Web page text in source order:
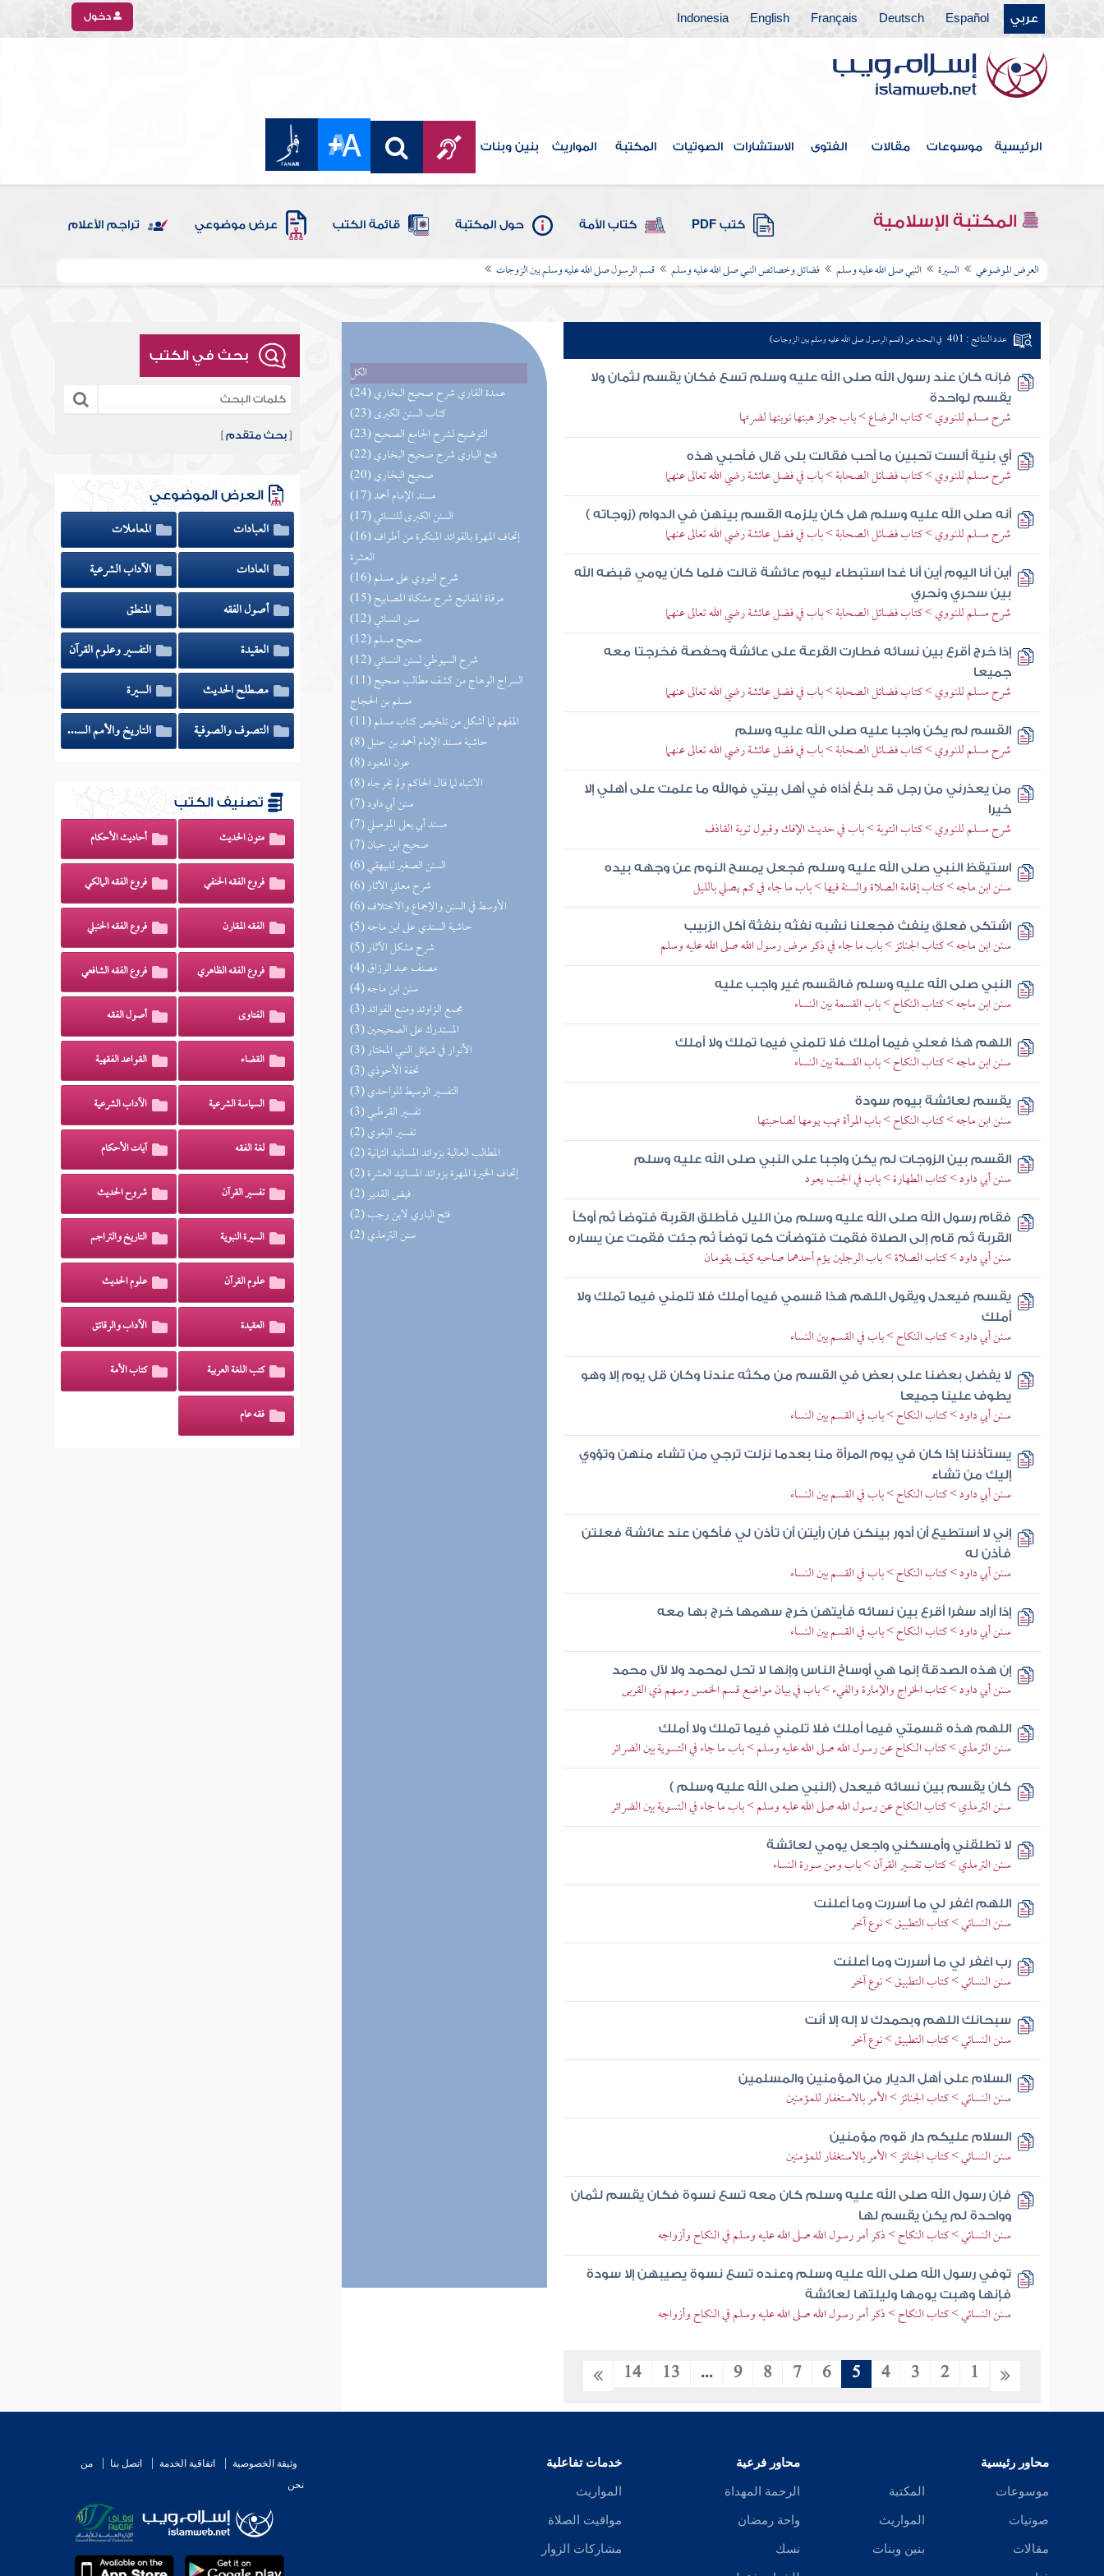
عربي Español
Deutsch
Français
English
Indonesia دخول
الرئيسية موسوعات مقالات الفتوى الاستشارات الصوتيات المكتبة المواريث بنين وبنات
المكتبة الإسلامية كتب PDF كتاب الأمة حول المكتبة قائمة الكتب عرض موضوعي تراجم الأعلام
العرض الموضوعي السيرة النبي صلى الله عليه وسلم فضائل وخصائص النبي صلى الله عليه وسلم قسم الرسول صلى الله عليه وسلم بين الزوجات
الكل
(24) عمدة القاري شرح صحيح البخاري
(23) كتاب السنن الكبرى
(23) التوضيح لشرح الجامع الصحيح
(22) فتح الباري شرح صحيح البخاري
(20) صحيح البخاري
(17) مسند الإمام أحمد
(17) السنن الكبرى للنسائي
(16) إتحاف المهرة بالفوائد المبتكرة من أطراف
العشرة
(16) شرح النووي على مسلم
(15) مرقاة المفاتيح شرح مشكاة المصابيح
(12) سنن النسائي
(12) صحيح مسلم
(12) شرح السيوطي لسنن النسائي
(11) السراج الوهاج من كشف مطالب صحيح
مسلم بن الحجاج
(11) المفهم لما أشكل من تلخيص كتاب مسلم
(8) حاشية مسند الإمام أحمد بن حنبل
(8) عون المعبود
(8) الانتباه لما قال الحاكم ولم يخرجاه
(7) سنن أبي داود
(7) مسند أبي يعلى الموصلي
(7) صحيح ابن حبان
(6) السنن الصغير للبيهقي
(6) شرح معاني الآثار
(6) الأوسط في السنن والإجماع والاختلاف
(5) حاشية السندي على ابن ماجه
(5) شرح مشكل الآثار
(4) مصنف عبد الرزاق
(4) سنن ابن ماجه
(3) مجمع الزاوئد ومنبع الفوائد
(3) المستدرك على الصحيحين
(3) الأنوار في شمائل النبي المختار
(3) تحفة الأحوذي
(3) التفسير الوسيط للواحدي
(3) تفسير القرطبي
(2) تفسير البغوي
(2) المطالب العالية بزوائد المسانيد الثمانية
(2) إتحاف الخيرة المهرة بزوائد المسانيد العشرة
(2) فيض القدير
(2) فتح الباري لابن رجب
(2) سنن الترمذي
عدد النتائج : 401 في البحث عن (قسم الرسول صلى الله عليه وسلم بين الزوجات)
فإنه كان عند رسول الله صلى الله عليه وسلم تسع فكان يقسم لثمان ولا
يقسم لواحدة
شرح مسلم للنووي > كتاب الرضاع > باب جواز هبتها نوبتها لضرتها
أي بنية ألست تحبين ما أحب فقالت بلى قال فأحبي هذه
شرح مسلم للنووي > كتاب فضائل الصحابة > باب في فضل عائشة رضي الله تعالى عنهما
أنه صلى الله عليه وسلم هل كان يلزمه القسم بينهن في الدوام (زوجاته )
شرح مسلم للنووي > كتاب فضائل الصحابة > باب في فضل عائشة رضي الله تعالى عنهما
أين أنا اليوم أين أنا غدا استبطاء ليوم عائشة قالت فلما كان يومي قبضه الله
بين سحري ونحري
شرح مسلم للنووي > كتاب فضائل الصحابة > باب في فضل عائشة رضي الله تعالى عنهما
إذا خرج أقرع بين نسائه فطارت القرعة على عائشة وحفصة فخرجتا معه
جميعا
شرح مسلم للنووي > كتاب فضائل الصحابة > باب في فضل عائشة رضي الله تعالى عنهما
القسم لم يكن واجبا عليه صلى الله عليه وسلم
شرح مسلم للنووي > كتاب فضائل الصحابة > باب في فضل عائشة رضي الله تعالى عنهما
من يعذرني من رجل قد بلغ أذاه في أهل بيتي فوالله ما علمت على أهلي إلا
خيرا
شرح مسلم للنووي > كتاب التوبة > باب في حديث الإفك وقبول توبة القاذف
استيقظ النبي صلى الله عليه وسلم فجعل يمسح النوم عن وجهه بيده
سنن ابن ماجه > كتاب إقامة الصلاة والسنة فيها > باب ما جاء في كم يصلي بالليل
اشتكى فعلق ينفث فجعلنا نشبه نفثه بنفثة آكل الزبيب
سنن ابن ماجه > كتاب الجنائز > باب ما جاء في ذكر مرض رسول الله صلى الله عليه وسلم
النبي صلى الله عليه وسلم فالقسم غير واجب عليه
سنن ابن ماجه > كتاب النكاح > باب القسمة بين النساء
اللهم هذا فعلي فيما أملك فلا تلمني فيما تملك ولا أملك
سنن ابن ماجه > كتاب النكاح > باب القسمة بين النساء
يقسم لعائشة بيوم سودة
سنن ابن ماجه > كتاب النكاح > باب المرأة تهب يومها لصاحبتها
القسم بين الزوجات لم يكن واجبا على النبي صلى الله عليه وسلم
سنن أبي داود > كتاب الطهارة > باب في الجنب يعود
فقام رسول الله صلى الله عليه وسلم من الليل فأطلق القربة فتوضأ ثم أوكأ
القربة ثم قام إلى الصلاة فقمت فتوضأت كما توضأ ثم جئت فقمت عن يساره
سنن أبي داود > كتاب الصلاة > باب الرجلين يؤم أحدهما صاحبه كيف يقومان
يقسم فيعدل ويقول اللهم هذا قسمي فيما أملك فلا تلمني فيما تملك ولا
أملك
سنن أبي داود > كتاب النكاح > باب في القسم بين النساء
لا يفضل بعضنا على بعض في القسم من مكثه عندنا وكان قل يوم إلا وهو
يطوف علينا جميعا
سنن أبي داود > كتاب النكاح > باب في القسم بين النساء
يستأذننا إذا كان في يوم المرأة منا بعدما نزلت ترجي من تشاء منهن وتؤوي
إليك من تشاء
سنن أبي داود > كتاب النكاح > باب في القسم بين النساء
إني لا أستطيع أن أدور بينكن فإن رأيتن أن تأذن لي فأكون عند عائشة فعلتن
فأذن له
سنن أبي داود > كتاب النكاح > باب في القسم بين النساء
إذا أراد سفرا أقرع بين نسائه فأيتهن خرج سهمها خرج بها معه
سنن أبي داود > كتاب النكاح > باب في القسم بين النساء
إن هذه الصدقة إنما هي أوساخ الناس وإنها لا تحل لمحمد ولا لآل محمد
سنن أبي داود > كتاب الخراج والإمارة والفيء > باب في بيان مواضع قسم الخمس وسهم ذي القربى
اللهم هذه قسمتي فيما أملك فلا تلمني فيما تملك ولا أملك
سنن الترمذي > كتاب النكاح عن رسول الله صلى الله عليه وسلم > باب ما جاء في التسوية بين الضرائر
كان يقسم بين نسائه فيعدل (النبي صلى الله عليه وسلم )
سنن الترمذي > كتاب النكاح عن رسول الله صلى الله عليه وسلم > باب ما جاء في التسوية بين الضرائر
لا تطلقني وأمسكني واجعل يومي لعائشة
سنن الترمذي > كتاب تفسير القرآن > باب ومن سورة النساء
اللهم اغفر لي ما أسررت وما أعلنت
سنن النسائي > كتاب التطبيق > نوع آخر
رب اغفر لي ما أسررت وما أعلنت
سنن النسائي > كتاب التطبيق > نوع آخر
سبحانك اللهم وبحمدك لا إله إلا أنت
سنن النسائي > كتاب التطبيق > نوع آخر
السلام على أهل الديار من المؤمنين والمسلمين
سنن النسائي > كتاب الجنائز > الأمر بالاستغفار للمؤمنين
السلام عليكم دار قوم مؤمنين
سنن النسائي > كتاب الجنائز > الأمر بالاستغفار للمؤمنين
فإن رسول الله صلى الله عليه وسلم كان معه تسع نسوة فكان يقسم لثمان
وواحدة لم يكن يقسم لها
سنن النسائي > كتاب النكاح > ذكر أمر رسول الله صلى الله عليه وسلم في النكاح وأزواجه
توفي رسول الله صلى الله عليه وسلم وعنده تسع نسوة يصيبهن إلا سودة
فإنها وهبت يومها وليلتها لعائشة
سنن النسائي > كتاب النكاح > ذكر أمر رسول الله صلى الله عليه وسلم في النكاح وأزواجه
1
2
3
4
5
6
7
8
9
...
13
14
بحث في الكتب
[بحث متقدم ]
العرض الموضوعي
العبادات
المعاملات
العادات
الآداب الشرعية
أصول الفقه
المنطق
العقيدة
التفسير وعلوم القرآن
مصطلح الحديث
السيرة
التصوف والصوفية
التاريخ والأمم السابقة
تصنيف الكتب
متون الحديث أحاديث الأحكام
فروع الفقه الحنفي فروع الفقه المالكي
الفقه المقارن فروع الفقه الحنبلي
فروع الفقه الظاهري فروع الفقه الشافعي
الفتاوى أصول الفقه
القضاء القواعد الفقهية
السياسة الشرعية الآداب الشرعية
لغة الفقه آيات الأحكام
تفسير القرآن شروح الحديث
السيرة النبوية التاريخ والتراجم
علوم القرآن علوم الحديث
العقيدة الآداب والرقائق
كتب اللغة العربية كتاب الأمة
فقه عام
محاور رئيسية
موسوعات
صوتيات
مقالات
المكتبة
المواريث
بنين وبنات
محاور فرعية
الرحمة المهداة
واحة رمضان
نسك
خدمات تفاعلية
المواريث
مواقيت الصلاة
مشاركات الزوار
وثيقة الخصوصية اتفاقية الخدمة اتصل بنا
من
نحن